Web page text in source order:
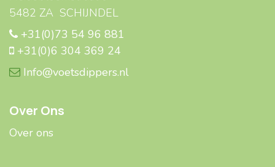
5482 ZA SCHIJNDEL
+31(0)73 54 96 881
+31(0)6 304 369 24
Info@voetsdippers.nl
Over Ons
Over ons